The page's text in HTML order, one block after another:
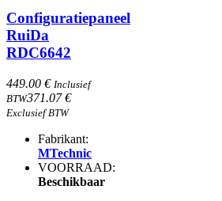
Configuratiepaneel
RuiDa
RDC6642
449.00 € Inclusief
BTW371.07 €
Exclusief BTW
Fabrikant:
MTechnic
VOORRAAD:
Beschikbaar